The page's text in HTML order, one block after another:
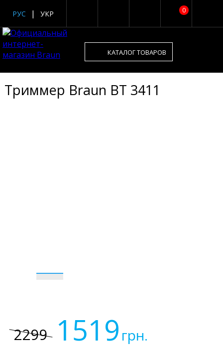
0
РУС УКР
КАТАЛОГ ТОВАРОВ
Триммер Braun BT 3411
2299 1519 грн.